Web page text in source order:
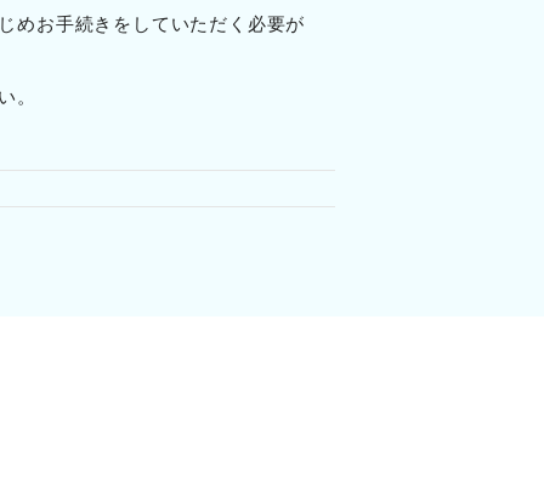
めお手続きをしていただく必要が
。